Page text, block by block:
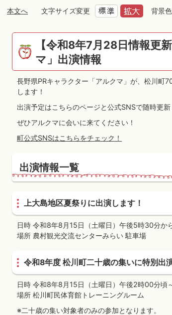
本文へ 文字サイズ変更 背景
【令和8年7月28日情報更
マ」出演情報
長野県PRキャラクター「アルクマ」が、松川町
します！
出演予定はこちらのページと公式SNSで随時更新
ぜひアルクマに会いに来てください！
町公式SNSはこちらをチェック！
出演情報一覧
上大島地区夏祭りに出演します！
日時 令和8年8月15日（土曜日）午後5時30分か
場所 農村観光交流センターみらい 駐車場
令和8年度 松川町二十歳の集いに特別出
日時 令和8年8月15日（土曜日）午後2時00分頃
場所 松川町民体育館トレーニングルーム
※二十歳の集い対象者のみの参加となります。